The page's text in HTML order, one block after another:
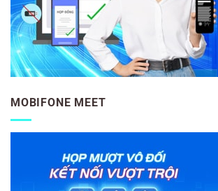
MOBIFONE MEET